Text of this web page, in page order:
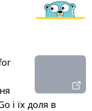
і їх доля в